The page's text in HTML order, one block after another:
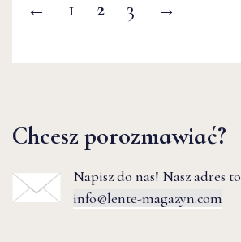
← 1 2 3 →
Chcesz porozmawiać?
Napisz do nas! Nasz adres to
info@lente-magazyn.com